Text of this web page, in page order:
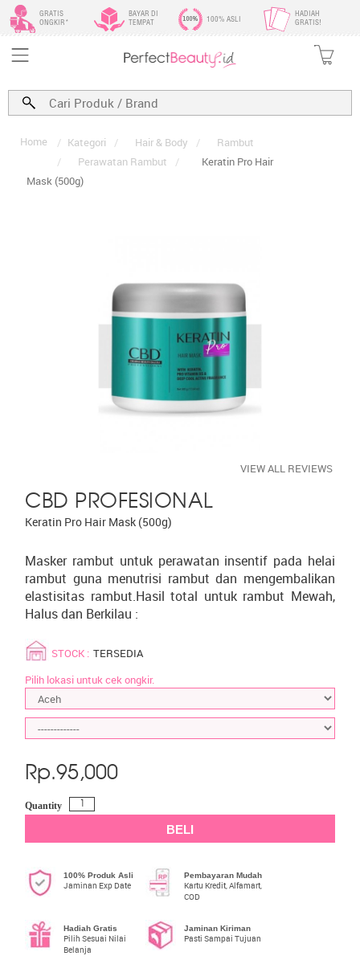
GRATIS
ONGKIR*
BAYAR DI
TEMPAT
100% ASLI
HADIAH
GRATIS!
Home / Kategori / Hair & Body /
Rambut
/
Perawatan Rambut /
Keratin Pro Hair
Mask (500g)
CBD PROFESIONAL
Keratin Pro Hair Mask (500g)
Masker rambut untuk perawatan insentif pada helai
rambut guna menutrisi rambut dan mengembalikan
elastisitas rambut.Hasil total untuk rambut Mewah,
Halus dan Berkilau :
VIEW ALL REVIEWS
STOCK : TERSEDIA
Pilih lokasi untuk cek ongkir.
Rp.95,000
Quantity
BELI
100% Produk Asli
Jaminan Exp Date
Pembayaran Mudah
Kartu Kredit, Alfamart,
COD
Hadiah Gratis
Pilih Sesuai Nilai
Belanja
Jaminan Kiriman
Pasti Sampai Tujuan